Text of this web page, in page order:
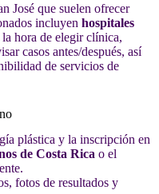
José que suelen ofrecer
incluyen hospitales
la hora de elegir clínica,
casos antes/después, así
de servicios de
plástica y la inscripción en
de Costa Rica o el
fotos de resultados y